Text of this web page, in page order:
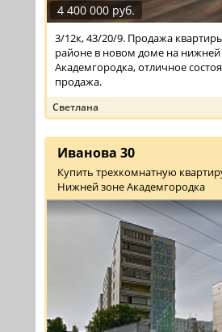
4 400 000 руб.
3/12к, 43/20/9. Продажа
районе в новом доме на нижней
Академгородка, отличное
продажа.
Светлана
Иванова 30
Купить трехкомнатную
Нижней зоне Академгородка